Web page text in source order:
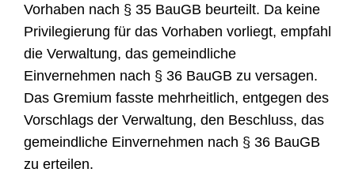
Vorhaben nach § 35 BauGB beurteilt. Da keine
Privilegierung für das Vorhaben vorliegt, empfahl
die Verwaltung, das gemeindliche
Einvernehmen nach § 36 BauGB zu versagen.
Das Gremium fasste mehrheitlich, entgegen des
Vorschlags der Verwaltung, den Beschluss, das
gemeindliche Einvernehmen nach § 36 BauGB
zu erteilen.